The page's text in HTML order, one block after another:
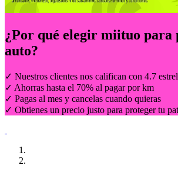
¿Por qué elegir miituo para
auto?
✓ Nuestros clientes nos califican con 4.7
✓ Ahorras hasta el 70% al pagar por km
✓ Pagas al mes y cancelas cuando quieras
✓ Obtienes un precio justo para proteger tu